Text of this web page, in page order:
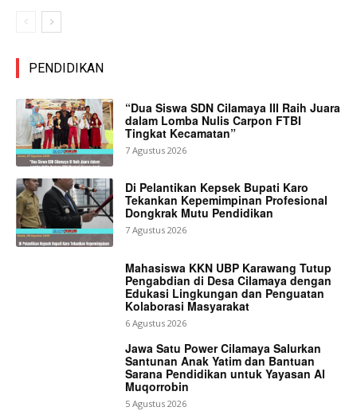
PENDIDIKAN
“Dua Siswa SDN Cilamaya III Raih Juara
dalam Lomba Nulis Carpon FTBI
Tingkat Kecamatan”
7 Agustus 2026
Di Pelantikan Kepsek Bupati Karo
Tekankan Kepemimpinan Profesional
Dongkrak Mutu Pendidikan
7 Agustus 2026
Mahasiswa KKN UBP Karawang Tutup
Pengabdian di Desa Cilamaya dengan
Edukasi Lingkungan dan Penguatan
Kolaborasi Masyarakat
6 Agustus 2026
Jawa Satu Power Cilamaya Salurkan
Santunan Anak Yatim dan Bantuan
Sarana Pendidikan untuk Yayasan Al
Muqorrobin
5 Agustus 2026